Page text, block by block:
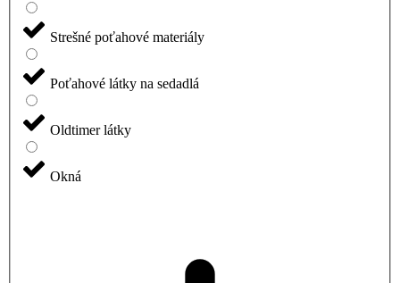
Strešné poťahové materiály
Poťahové látky na sedadlá
Oldtimer látky
Okná